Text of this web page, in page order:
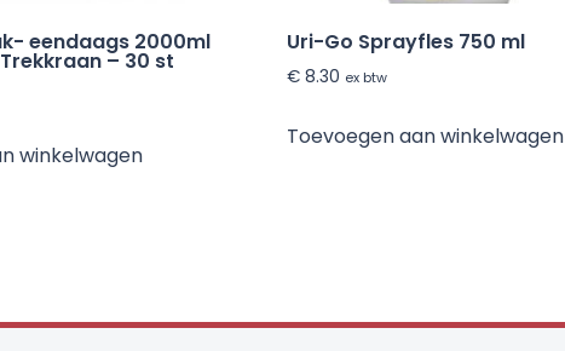
eendaags 2000ml
– 30 st
winkelwagen
Uri-Go Sprayfles 750 ml
€8.30 ex btw
Toevoegen aan winkelwagen